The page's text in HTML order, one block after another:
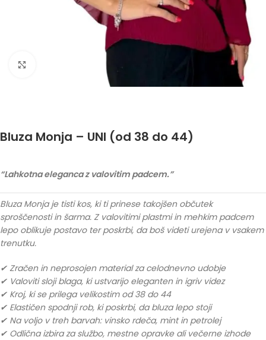
Bluza Monja – UNI (od 38 do 44)
“Lahkotna eleganca z valovitim padcem.”
Bluza Monja je tisti kos, ki ti prinese takojšen občutek
sproščenosti in šarma. Z valovitimi plastmi in mehkim padcem
lepo oblikuje postavo ter poskrbi, da boš videti urejena v vsakem
trenutku.
✔ Zračen in neprosojen material za celodnevno udobje
✔ Valoviti sloji blaga, ki ustvarijo eleganten in igriv videz
✔ Kroj, ki se prilega velikostim od 38 do 44
✔ Elastičen spodnji rob, ki poskrbi, da bluza lepo stoji
✔ Na voljo v treh barvah: vinsko rdeča, mint in petrolej
✔ Odlična izbira za službo, mestne opravke ali večerne izhode